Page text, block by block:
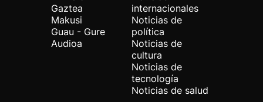
Gaztea
Makusi
Guau - Gure
Audioa
internacionales
Noticias de
política
Noticias de
cultura
Noticias de
tecnología
Noticias de salud